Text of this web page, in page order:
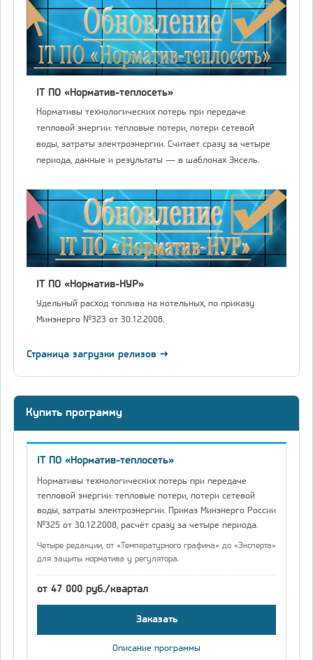
IT ПО «Норматив-теплосеть»
Нормативы технологических потерь при передаче
тепловой энергии: тепловые потери, потери сетевой
воды, затраты электроэнергии. Считает сразу за четыре
периода, данные и результаты — в шаблонах Эксель.
IT ПО «Норматив-НУР»
Удельный расход топлива на котельных, по приказу
Минэнерго №323 от 30.12.2008.
Страница загрузки релизов →
Купить программу
IT ПО «Норматив-теплосеть»
Нормативы технологических потерь при передаче
тепловой энергии: тепловые потери, потери сетевой
воды, затраты электроэнергии. Приказ Минэнерго России
№325 от 30.12.2008, расчёт сразу за четыре периода.
Четыре редакции, от «Температурного графика» до «Эксперта»
для защиты норматива у регулятора.
от 47 000 руб./квартал
Заказать
Описание программы